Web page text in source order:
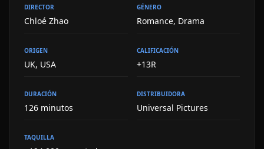
DIRECTOR
Chloé Zhao
GÉNERO
Romance, Drama
ORIGEN
UK, USA
CALIFICACIÓN
+13R
DURACIÓN
126 minutos
DISTRIBUIDORA
Universal Pictures
TAQUILLA